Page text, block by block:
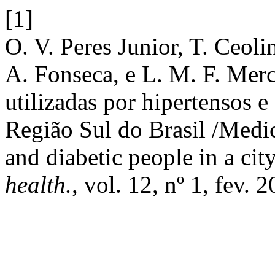
[1]
O. V. Peres Junior, T.
A. Fonseca, e L. M. F.
utilizadas por hipertensos
Região Sul do Brasil /
and diabetic people in a
health., vol. 12, nº 1, fev.